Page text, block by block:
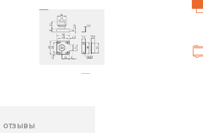
ОТЗЫВЫ